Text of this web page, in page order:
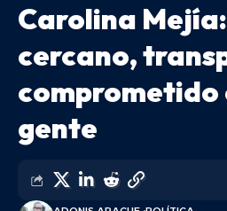
Carolina
cercano,
comprometido
gente